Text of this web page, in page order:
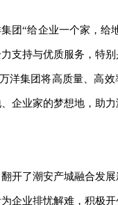
团“给企业一个家，给
支持与优质服务，特
洋集团将高质量、高
企业家的梦想地，助
开了潮安产城融合发
企业排忧解难，积极